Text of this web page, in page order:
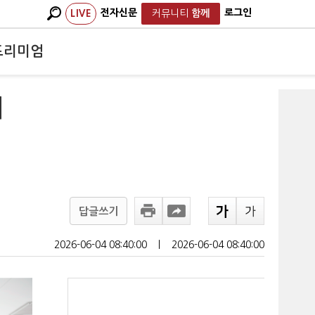
LIVE 전자신문 커뮤니티 함께 로그인
리미엄
답글쓰기
2026-06-04 08:40:00 2026-06-04 08:40:00